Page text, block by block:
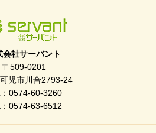
賞「FC Bombonera」
革」優良事例集に掲載されました
会社サーバント
〒509-0201
児市川合2793-24
0574-60-3260
：0574-63-6512